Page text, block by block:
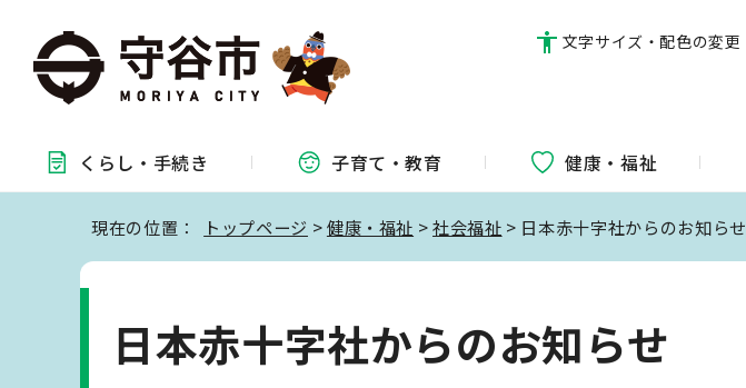
文字サイズ・配色の変更
くらし・ 手続き 子育て・教育 健康・福祉
現在の位置： トップページ >健康・福祉 >社会福祉 > 日本赤十字社からのお知らせ
日本赤十字社からのお知らせ